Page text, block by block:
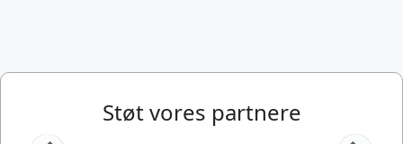
Støt vores partnere